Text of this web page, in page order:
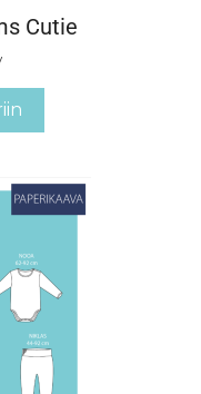
Cutie